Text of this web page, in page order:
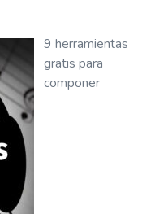
9 herramientas
gratis para
componer